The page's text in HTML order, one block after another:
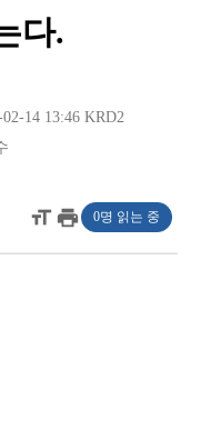
다.
14 13:46 KRD2
format_sizeprint 0명 읽는 중